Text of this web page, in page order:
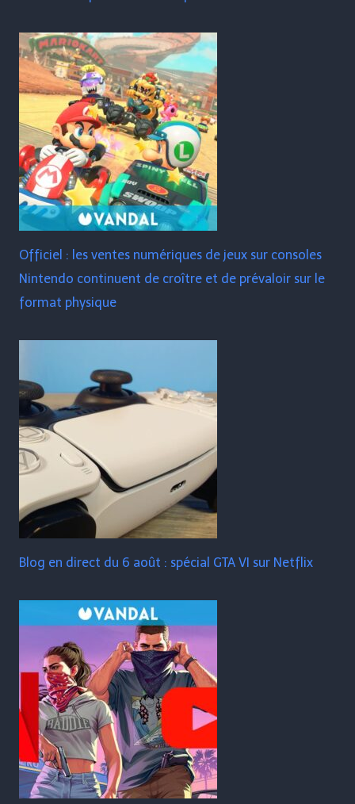
Officiel : les ventes numériques de jeux sur consoles
Nintendo continuent de croître et de prévaloir sur le
format physique
Blog en direct du 6 août : spécial GTA VI sur Netflix